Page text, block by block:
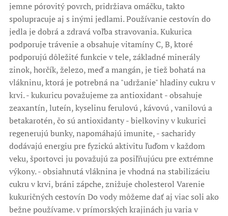
jemne pórovitý povrch, pridržiava omáčku, takto
spolupracuje aj s inými jedlami. Používanie cestovín do
jedla je dobrá a zdravá voľba stravovania. Kukurica
podporuje trávenie a obsahuje vitamíny C, B, ktoré
podporujú dôležité funkcie v tele, základné minerály
zinok, horčík, železo, meď a mangán, je tiež bohatá na
vlákninu, ktorá je potrebná na "udržanie" hladiny cukru v
krvi. - kukuricu považujeme za antioxidant - obsahuje
zeaxantín, luteín, kyselinu ferulovú , kávovú , vanilovú a
betakarotén, čo sú antioxidanty - bielkoviny v kukurici
regenerujú bunky, napomáhajú imunite, - sacharidy
dodávajú energiu pre fyzickú aktivitu ľuďom v každom
veku, športovci ju považujú za posiľňujúcu pre extrémne
výkony. - obsiahnutá vláknina je vhodná na stabilizáciu
cukru v krvi, bráni zápche, znižuje cholesterol Varenie
kukuričných cestovín Do vody môžeme dať aj viac soli ako
bežne používame. v prímorských krajinách ju varia v